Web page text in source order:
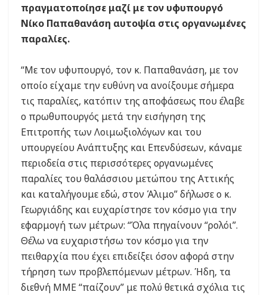
πραγματοποίησε μαζί με τον υφυπουργό
Νίκο Παπαθανάση αυτοψία στις οργανωμένες
παραλίες.
“Με τον υφυπουργό, τον κ. Παπαθανάση, με τον
οποίο είχαμε την ευθύνη να ανοίξουμε σήμερα
τις παραλίες, κατόπιν της αποφάσεως που έλαβε
ο πρωθυπουργός μετά την εισήγηση της
Επιτροπής των Λοιμωξιολόγων και του
υπουργείου Ανάπτυξης και Επενδύσεων, κάναμε
περιοδεία στις περισσότερες οργανωμένες
παραλίες του θαλάσσιου μετώπου της Αττικής
και καταλήγουμε εδώ, στον Άλιμο” δήλωσε ο κ.
Γεωργιάδης και ευχαρίστησε τον κόσμο για την
εφαρμογή των μέτρων: “Όλα πηγαίνουν “ρολόι”.
Θέλω να ευχαριστήσω τον κόσμο για την
πειθαρχία που έχει επιδείξει όσον αφορά στην
τήρηση των προβλεπόμενων μέτρων. Ήδη, τα
διεθνή ΜΜΕ “παίζουν” με πολύ θετικά σχόλια τις